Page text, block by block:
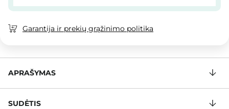
Garantija ir prekių grąžinimo politika
APRAŠYMAS
SUDĖTIS